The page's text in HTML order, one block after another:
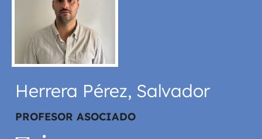
Herrera Pérez, Salvador
PROFESOR ASOCIADO